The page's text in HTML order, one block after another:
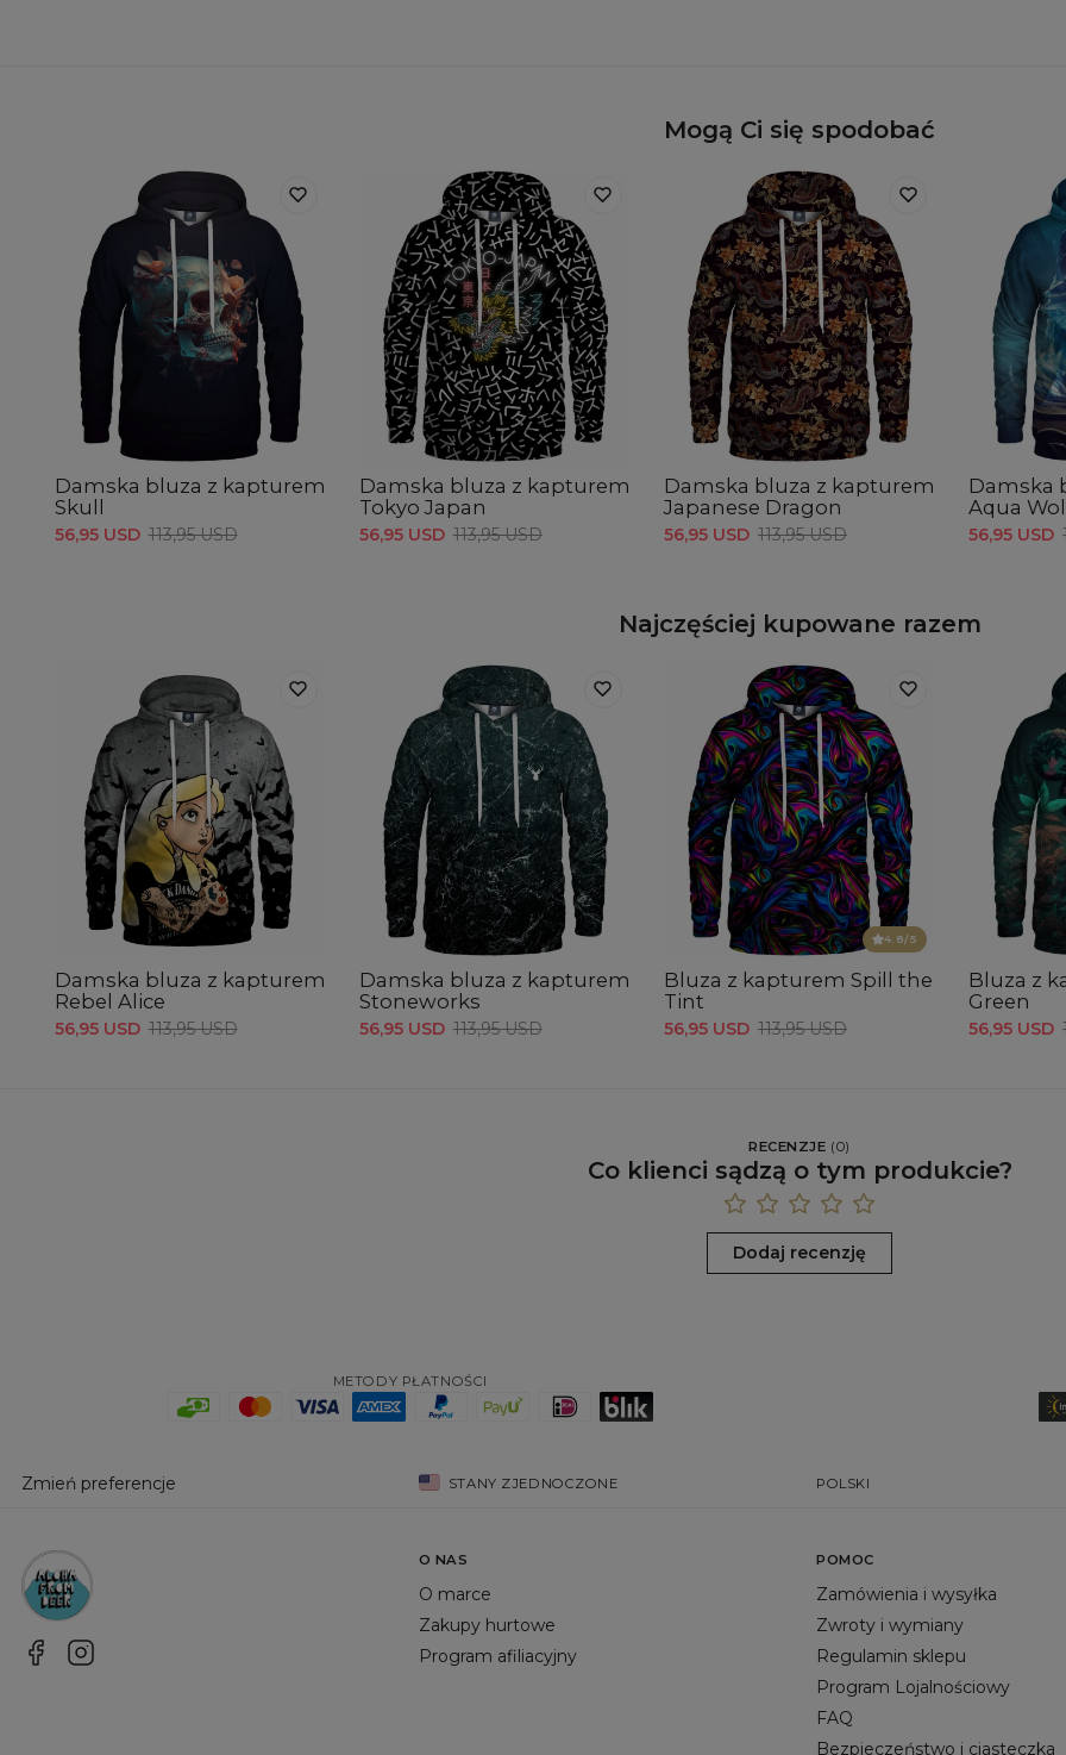
Mogą Ci się spodobać
Damska bluza z kapturem
Skull
56,95 USD 113,95 USD
Damska bluza z kapturem
Tokyo Japan
56,95 USD 113,95 USD
Damska bluza z kapturem
Japanese Dragon
56,95 USD 113,95 USD
Damska
Aqua
56,95 USD
Najczęściej kupowane razem
Damska bluza z kapturem
Rebel Alice
56,95 USD 113,95 USD
Damska bluza z kapturem
Stoneworks
56,95 USD 113,95 USD
4.8/5
Bluza z kapturem Spill the
Tint
56,95 USD 113,95 USD
Bluza z
Green
56,95 USD
RECENZJE (0)
Co klienci sądzą o tym produkcie?
Dodaj recenzję
METODY PŁATNOŚCI
Zmień preferencje STANY ZJEDNOCZONE POLSKI
O NAS
O marce
Zakupy hurtowe
Program afiliacyjny
POMOC
Zamówienia i wysyłka
Zwroty i wymiany
Regulamin sklepu
Program Lojalnościowy
FAQ
Bezpieczeństwo i ciasteczka